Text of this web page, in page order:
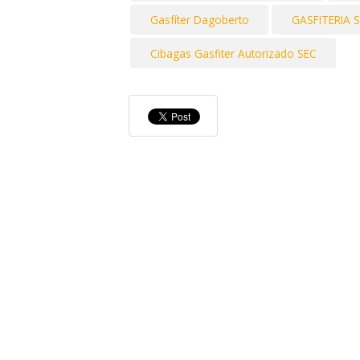
Gasfíter Dagoberto GASFITERIA
Cibagas Gasfiter Autorizado SEC